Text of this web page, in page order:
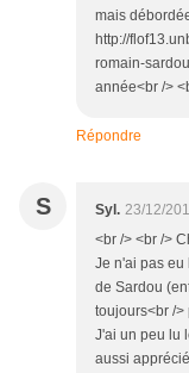
mais
http://
romain-
année<br />
Répondre
S Syl. 23/12/
<br /> <br />
Je n'ai pas eu
de Sardou
toujours<br />
J'ai un peu lu
aussi